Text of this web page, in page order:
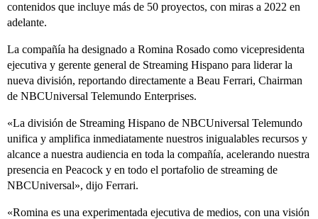
contenidos que incluye más de 50 proyectos, con miras a 2022 en
adelante.
La compañía ha designado a Romina Rosado como vicepresidenta
ejecutiva y gerente general de Streaming Hispano para liderar la
nueva división, reportando directamente a Beau Ferrari, Chairman
de NBCUniversal Telemundo Enterprises.
«La división de Streaming Hispano de NBCUniversal Telemundo
unifica y amplifica inmediatamente nuestros inigualables recursos y
alcance a nuestra audiencia en toda la compañía, acelerando nuestra
presencia en Peacock y en todo el portafolio de streaming de
NBCUniversal», dijo Ferrari.
«Romina es una experimentada ejecutiva de medios, con una visión